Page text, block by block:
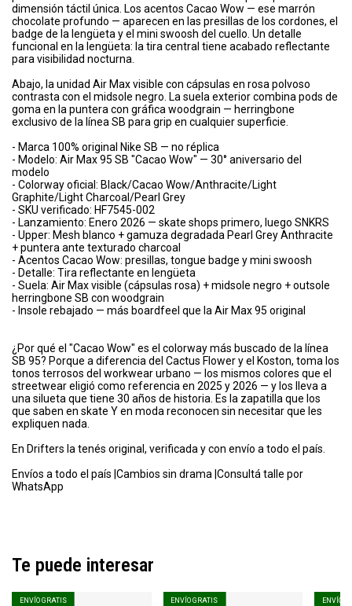
dimensión táctil única. Los acentos Cacao Wow — ese marrón
chocolate profundo — aparecen en las presillas de los cordones, el
badge de la lengüeta y el mini swoosh del cuello. Un detalle
funcional en la lengüeta: la tira central tiene acabado reflectante
para visibilidad nocturna.
Abajo, la unidad Air Max visible con cápsulas en rosa polvoso
contrasta con el midsole negro. La suela exterior combina pods de
goma en la puntera con gráfica woodgrain — herringbone
exclusivo de la línea SB para grip en cualquier superficie.
- Marca 100% original Nike SB — no réplica
- Modelo: Air Max 95 SB "Cacao Wow" — 30° aniversario del
modelo
- Colorway oficial: Black/Cacao Wow/Anthracite/Light
Graphite/Light Charcoal/Pearl Grey
- SKU verificado: HF7545-002
- Lanzamiento: Enero 2026 — skate shops primero, luego SNKRS
- Upper: Mesh blanco + gamuza degradada Pearl Grey Anthracite
+ puntera ante texturado charcoal
- Acentos Cacao Wow: presillas, tongue badge y mini swoosh
- Detalle: Tira reflectante en lengüeta
- Suela: Air Max visible (cápsulas rosa) + midsole negro + outsole
herringbone SB con woodgrain
- Insole rebajado — más boardfeel que la Air Max 95 original
¿Por qué el "Cacao Wow" es el colorway más buscado de la línea
SB 95? Porque a diferencia del Cactus Flower y el Koston, toma los
tonos terrosos del workwear urbano — los mismos colores que el
streetwear eligió como referencia en 2025 y 2026 — y los lleva a
una silueta que tiene 30 años de historia. Es la zapatilla que los
que saben en skate Y en moda reconocen sin necesitar que les
expliquen nada.
En Drifters la tenés original, verificada y con envío a todo el país.
Envíos a todo el país |Cambios sin drama |Consultá talle por
WhatsApp
Te puede interesar
ENVÍO GRATIS ENVÍO GRATIS ENVÍO